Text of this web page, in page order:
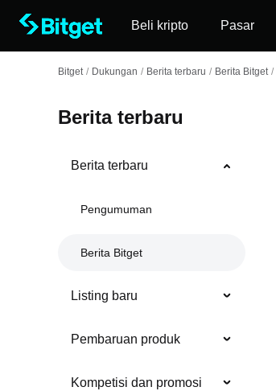
Beli kripto Pasar
Bitget / Dukungan / Berita terbaru / Berita Bitget /
Berita terbaru
Berita terbaru
Pengumuman
Berita Bitget
Listing baru
Pembaruan produk
Kompetisi dan promosi